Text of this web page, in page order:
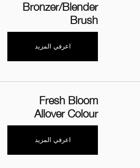
Bronzer/Blender
Brush
اعرفي المزيد
Fresh Bloom
Allover Colour
اعرفي المزيد